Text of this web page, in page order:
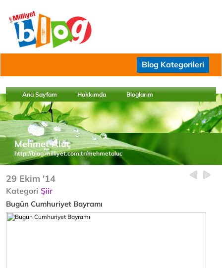
Blog Kategorileri
Ana Sayfam Hakkımda Bloglarım
Mehmet Aluç
http://blog.milliyet.com.tr/mehmetaluc
29 Ekim '14
Kategori Şiir
Bugün Cumhuriyet Bayramı